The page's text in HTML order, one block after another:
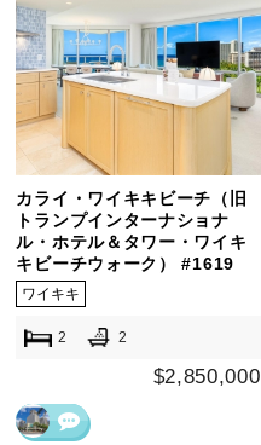
カライ・ワイキキビーチ（旧
トランプインターナショナ
ル・ホテル＆タワー・ワイキ
キビーチウォーク） #1619
ワイキキ
2 2
$2,850,000